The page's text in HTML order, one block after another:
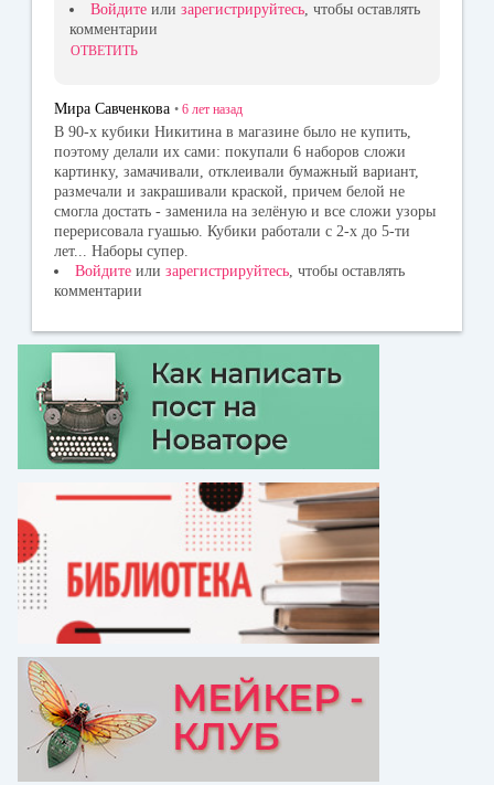
Войдите или зарегистрируйтесь, чтобы оставлять
комментарии
ОТВЕТИТЬ
Мира Савченкова • 6 лет назад
В 90-х кубики Никитина в магазине было не купить,
поэтому делали их сами: покупали 6 наборов сложи
картинку, замачивали, отклеивали бумажный вариант,
размечали и закрашивали краской, причем белой не
смогла достать - заменила на зелёную и все сложи узоры
перерисовала гуашью. Кубики работали с 2-х до 5-ти
лет... Наборы супер.
Войдите или зарегистрируйтесь , чтобы оставлять
комментарии